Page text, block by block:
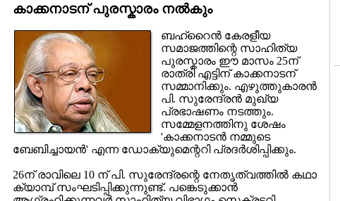
കാക്കനാടന് പുരസ്കാരം നല്‍കും
ബഹ്റൈന്‍ കേരളീയ
സമാജത്തിന്റെ സാഹിത്യ
പുരസ്കാരം ഈ മാസം 25ന്
രാത്രി എട്ടിന് കാക്കനാടന്
സമ്മാനിക്കും. എഴുത്തുകാരന്‍
പി. സുരേന്ദ്രന്‍ മുഖ്യ
പ്രഭാഷണം നടത്തും.
സമ്മേളനത്തിനു ശേഷം
'കാക്കനാടന്‍ നമ്മുടെ
ബേബിച്ചായന്‍' എന്ന ഡോക്യുമെന്ററി പ്രദര്‍ശിപ്പിക്കും.
26ന് രാവിലെ 10 ന് പി. സുരേന്ദ്രന്റെ നേതൃത്വത്തില്‍ കഥാ
ക്യാമ്പ് സംഘടിപ്പിക്കുന്നുണ്ട്. പങ്കെടുക്കാന്‍